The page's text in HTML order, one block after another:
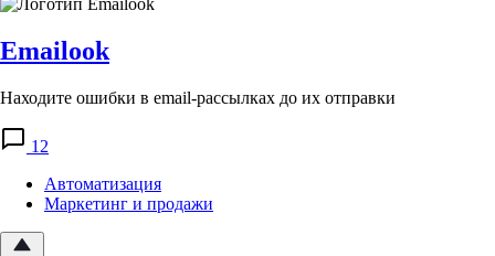
Emailook
Находите ошибки в email-рассылках до их отправки
12
Автоматизация
Маркетинг и продажи